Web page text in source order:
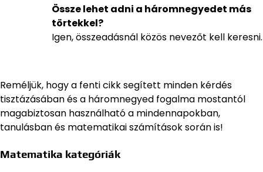
Össze lehet adni a háromnegyedet más
törtekkel?
Igen, összeadásnál közös nevezőt kell keresni.
Reméljük, hogy a fenti cikk segített minden kérdés
tisztázásában és a háromnegyed fogalma mostantól
magabiztosan használható a mindennapokban,
tanulásban és matematikai számítások során is!
Matematika kategóriák